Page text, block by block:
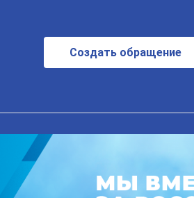
Создать обращение